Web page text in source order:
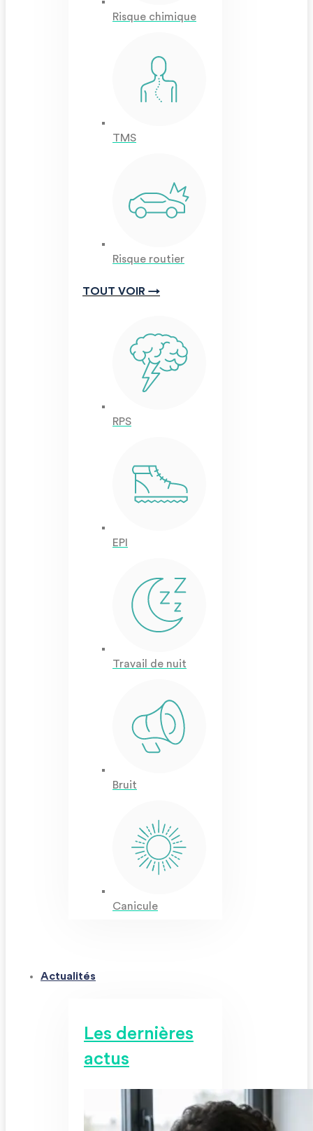
Risque chimique
TMS
Risque routier
TOUT VOIR →
RPS
EPI
Travail de nuit
Bruit
Canicule
Actualités
Les dernières
actus